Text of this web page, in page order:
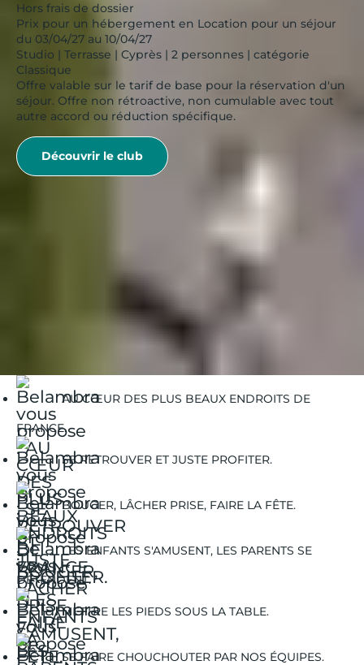
Hors frais de dossier
Prix pour un hébergement en Location pour un séjour
du 03/04/27 au 10/04/27
Studio | Terrasse | Cyprès | 2 personnes | catégorie
Classique
Offre valable sur le tarif de base pour la réservation d'un
séjour. Offre non rétroactive, non cumulable avec tout
autre accord ou réduction spécifique.
Découvrir le club
Guides Destinations
AU CŒUR DES PLUS BEAUX ENDROITS DE
FRANCE.
SE RETROUVER ET JUSTE PROFITER.
BOUGER, LÂCHER PRISE, FAIRE LA FÊTE.
LES ENFANTS S'AMUSENT, LES PARENTS SE
DÉTENDENT.
METTRE LES PIEDS SOUS LA TABLE.
SE FAIRE CHOUCHOUTER PAR NOS ÉQUIPES.